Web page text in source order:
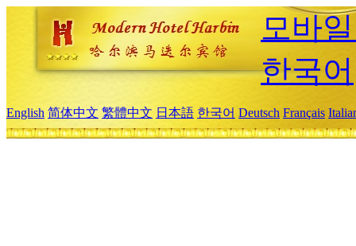
모바
한국어
English 简体中文 繁體中文 日本語 한국어 Deutsch Français